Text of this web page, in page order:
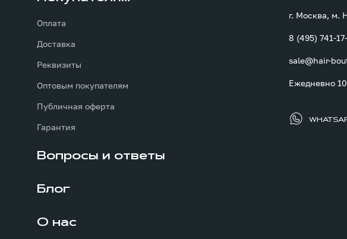
Оплата
Доставка
Реквизиты
Оптовым покупателям
Публичная оферта
Гарантия
Вопросы и ответы
Блог
О нас
г. Москва, м.
8 (495) 741-
sale@hair-
Ежедневно